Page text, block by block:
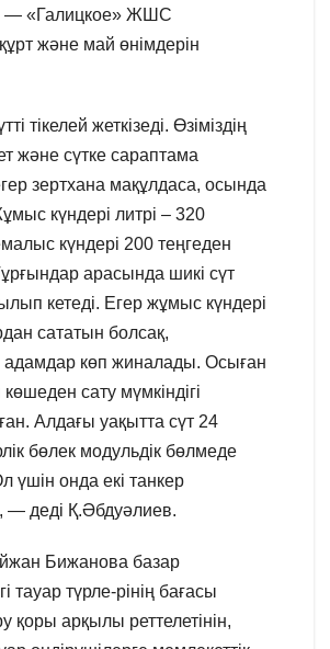
— «Галицкое» ЖШС
және май өнімдерін
тікелей жеткізеді. Өзіміздің
және сүтке сараптама
зертхана мақұлдаса, осында
күндері литрі – 320
күндері 200 теңгеден
арасында шикі сүт
кетеді. Егер жұмыс күндері
сататын болсақ,
көп жиналады. Осыған
сату мүмкіндігі
Алдағы уақытта сүт 24
бөлек модульдік бөлмеде
үшін онда екі танкер
— деді Қ.Әбдуәлиев.
Бижанова базар
тауар түрле-рінің бағасы
қоры арқылы реттелетінін,